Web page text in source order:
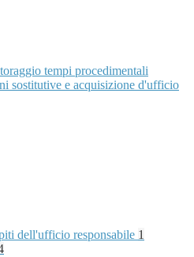
tempi procedimentali
sostitutive e acquisizione d'ufficio
dell'ufficio responsabile 1